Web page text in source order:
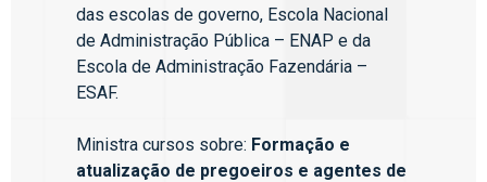
das escolas de governo, Escola Nacional
de Administração Pública – ENAP e da
Escola de Administração Fazendária –
ESAF.
Ministra cursos sobre: Formação e
atualização de pregoeiros e agentes de